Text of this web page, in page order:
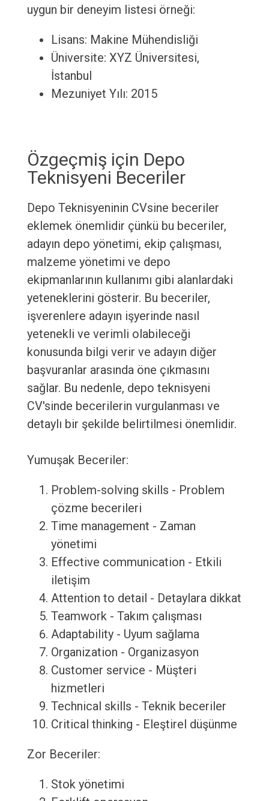
uygun bir deneyim listesi örneği:
Lisans: Makine Mühendisliği
Üniversite: XYZ Üniversitesi,
İstanbul
Mezuniyet Yılı: 2015
Özgeçmiş için Depo
Teknisyeni Beceriler
Depo Teknisyeninin CVsine beceriler
eklemek önemlidir çünkü bu beceriler,
adayın depo yönetimi, ekip çalışması,
malzeme yönetimi ve depo
ekipmanlarının kullanımı gibi alanlardaki
yeteneklerini gösterir. Bu beceriler,
işverenlere adayın işyerinde nasıl
yetenekli ve verimli olabileceği
konusunda bilgi verir ve adayın diğer
başvuranlar arasında öne çıkmasını
sağlar. Bu nedenle, depo teknisyeni
CV'sinde becerilerin vurgulanması ve
detaylı bir şekilde belirtilmesi önemlidir.
Yumuşak Beceriler:
Problem-solving skills - Problem
çözme becerileri
Time management - Zaman
yönetimi
Effective communication - Etkili
iletişim
Attention to detail - Detaylara dikkat
Teamwork - Takım çalışması
Adaptability - Uyum sağlama
Organization - Organizasyon
Customer service - Müşteri
hizmetleri
Technical skills - Teknik beceriler
Critical thinking - Eleştirel düşünme
Zor Beceriler:
Stok yönetimi